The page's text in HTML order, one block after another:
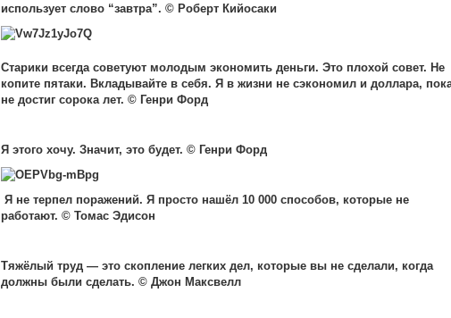
использует слово “завтра”. © Роберт Кийосаки
Старики всегда советуют молодым экономить деньги. Это плохой совет. Не
копите пятаки. Вкладывайте в себя. Я в жизни не сэкономил и доллара,
не достиг сорока лет. © Генри Форд
Я этого хочу. Значит, это будет. © Генри Форд
Я не терпел поражений. Я просто нашёл 10 000 способов, которые не
работают. © Томас Эдисон
Тяжёлый труд — это скопление легких дел, которые вы не сделали, когда
должны были сделать. © Джон Максвелл